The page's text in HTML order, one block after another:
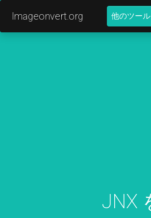
Imageonvert.org 他のツー
JNX